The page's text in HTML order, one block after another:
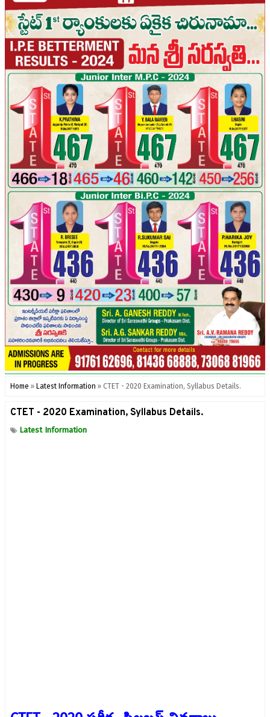
Home » Latest Information » CTET - 2020 Examination, Syllabus Details.
CTET - 2020 Examination, Syllabus Details.
Latest Information